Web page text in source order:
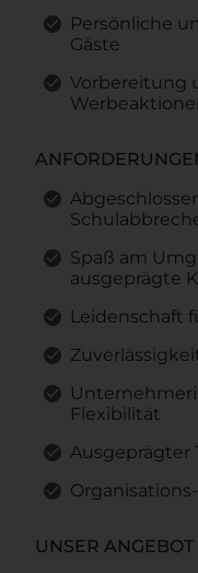
Persönliche
Gäste
Vorbereitung
Spaß am
ausgeprägte
Leidenschaft
Flexibilität
Ausgeprägter
UNSER ANGEBOT